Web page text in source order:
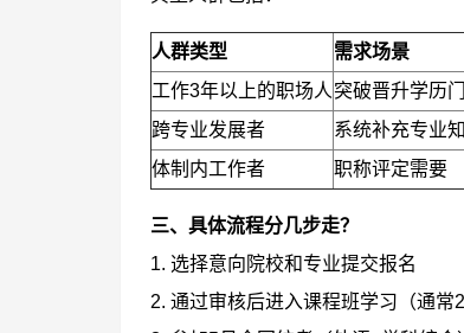
人群类型
需求场景
工作3年以上的职场人突破晋升学历
跨专业发展者
系统补充专业
体制内工作者
职称评定需要
三、具体流程分几步走？
1. 选择意向院校和专业提交报名
2. 通过审核后进入课程班学习（通常2